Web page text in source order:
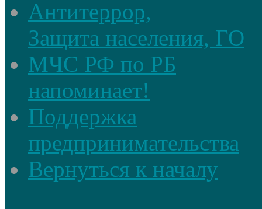
Антитеррор,
Защита населения, ГО
МЧС РФ по РБ
напоминает!
Поддержка
предпринимательства
Вернуться к началу